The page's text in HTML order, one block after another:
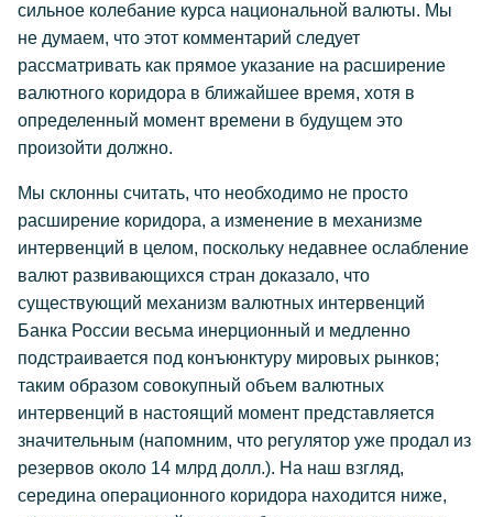
сильное колебание курса национальной валюты. Мы
не думаем, что этот комментарий следует
рассматривать как прямое указание на расширение
валютного коридора в ближайшее время, хотя в
определенный момент времени в будущем это
произойти должно.
Мы склонны считать, что необходимо не просто
расширение коридора, а изменение в механизме
интервенций в целом, поскольку недавнее ослабление
валют развивающихся стран доказало, что
существующий механизм валютных интервенций
Банка России весьма инерционный и медленно
подстраивается под конъюнктуру мировых рынков;
таким образом совокупный объем валютных
интервенций в настоящий момент представляется
значительным (напомним, что регулятор уже продал из
резервов около 14 млрд долл.). На наш взгляд,
середина операционного коридора находится ниже,